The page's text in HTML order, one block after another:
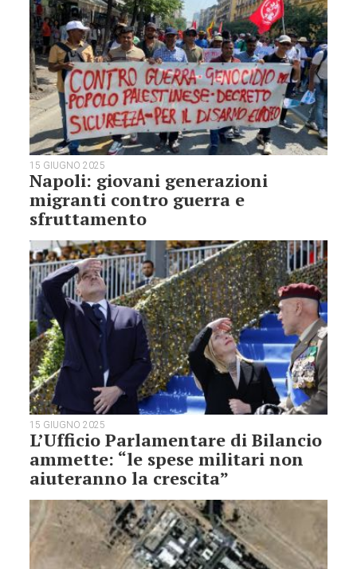
15 GIUGNO 2025
Napoli: giovani generazioni
migranti contro guerra e
sfruttamento
15 GIUGNO 2025
L’Ufficio Parlamentare di Bilancio
ammette: “le spese militari non
aiuteranno la crescita”